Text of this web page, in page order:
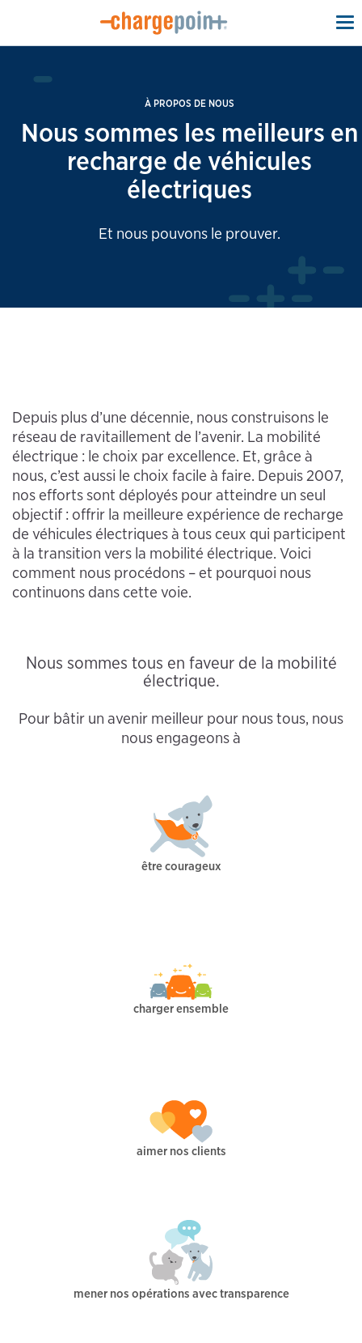
À PROPOS DE NOUS
Nous sommes les meilleurs en
recharge de véhicules
électriques
Et nous pouvons le prouver.
Depuis plus d’une décennie, nous construisons le
réseau de ravitaillement de l’avenir. La mobilité
électrique : le choix par excellence. Et, grâce à
nous, c’est aussi le choix facile à faire. Depuis 2007,
nos efforts sont déployés pour atteindre un seul
objectif : offrir la meilleure expérience de recharge
de véhicules électriques à tous ceux qui participent
à la transition vers la mobilité électrique. Voici
comment nous procédons – et pourquoi nous
continuons dans cette voie.
Nous sommes tous en faveur de la mobilité
électrique.
Pour bâtir un avenir meilleur pour nous tous, nous
nous engageons à
être courageux
charger ensemble
aimer nos clients
mener nos opérations avec transparence